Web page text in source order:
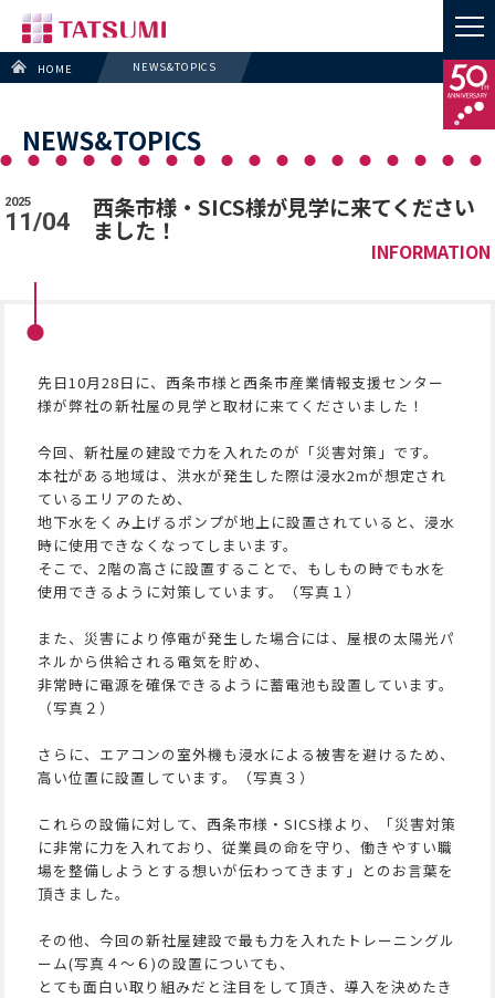
HOME NEWS&TOPICS
NEWS&TOPICS
2025
11/04 西条市様・SICS様が見学に来てください
ました！
INFORMATION
先日10月28日に、西条市様と西条市産業情報支援センター
様が弊社の新社屋の見学と取材に来てくださいました！
今回、新社屋の建設で力を入れたのが「災害対策」です。
本社がある地域は、洪水が発生した際は浸水2mが想定され
ているエリアのため、
地下水をくみ上げるポンプが地上に設置されていると、浸水
時に使用できなくなってしまいます。
そこで、2階の高さに設置することで、もしもの時でも水を
使用できるように対策しています。（写真１）
また、災害により停電が発生した場合には、屋根の太陽光パ
ネルから供給される電気を貯め、
非常時に電源を確保できるように蓄電池も設置しています。
（写真２）
さらに、エアコンの室外機も浸水による被害を避けるため、
高い位置に設置しています。（写真３）
これらの設備に対して、西条市様・SICS様より、「災害対策
に非常に力を入れており、従業員の命を守り、働きやすい職
場を整備しようとする想いが伝わってきます」とのお言葉を
頂きました。
その他、今回の新社屋建設で最も力を入れたトレーニングル
ーム(写真４～６)の設置についても、
とても面白い取り組みだと注目をして頂き、導入を決めたき